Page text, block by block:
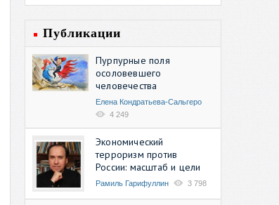
Публикации
Пурпурные поля
осоловевшего
человечества
Елена Кондратьева-Сальгеро
4 249
Экономический
терроризм против
России: масштаб и цели
Рамиль Гарифуллин 3 798